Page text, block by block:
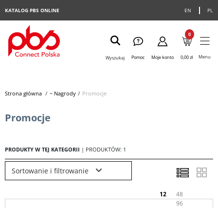
EN PL
KATALOG PBS ONLINE
Wyszukaj Pomoc Moje konto
0
0,00 zł Menu
Strona główna> ~ Nagrody> Promocje
Promocje
PRODUKTY W TEJ KATEGORII | PRODUKTÓW: 1
Sortowanie i filtrowanie
12
48
96